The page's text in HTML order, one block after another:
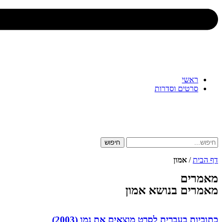
ראשי
סרטים וסדרות
חיפוש
דף הבית/ אמון
מאמרים
מאמרים בנושא אמון
כתוביות בעברית לסרט מוצאים את נמו (2003)